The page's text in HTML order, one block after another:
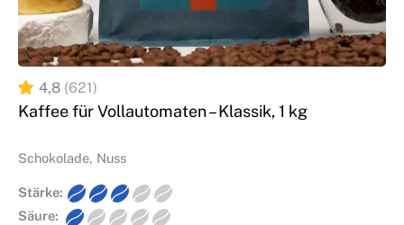
4,8 (621)
Kaffee für Vollautomaten – Klassik, 1 kg
Schokolade, Nuss
Stärke:
Säure: